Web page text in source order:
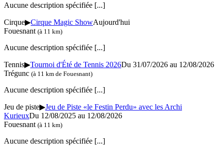
Aucune description spécifiée [...]
Cirque▶Cirque Magic ShowAujourd'hui
Fouesnant (à 11 km)
Aucune description spécifiée [...]
Tennis▶Tournoi d'Été de Tennis 2026Du 31/07/2026 au 12/08/2026
Trégunc (à 11 km de Fouesnant)
Aucune description spécifiée [...]
Jeu de piste▶Jeu de Piste «le Festin Perdu» avec les Archi
KurieuxDu 12/08/2025 au 12/08/2026
Fouesnant (à 11 km)
Aucune description spécifiée [...]